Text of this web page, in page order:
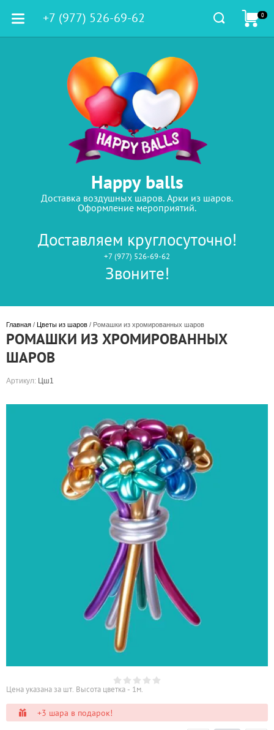
Happy balls
Доставка воздушных шаров. Арки из шаров.
Оформление мероприятий.
Доставляем круглосуточно!
+7 (977) 526-69-62
Звоните!
+7 (977) 526-69-62 0
Главная / Цветы из шаров / Ромашки из хромированных шаров
РОМАШКИ ИЗ ХРОМИРОВАННЫХ
ШАРОВ
Артикул: Цш1
Цена указана за шт. Высота цветка - 1м.
+3 шара в подарок!